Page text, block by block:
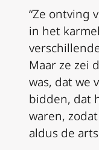
“Ze ontving
in het
Maar ze zei
was, dat we
bidden, dat
waren,
aldus de